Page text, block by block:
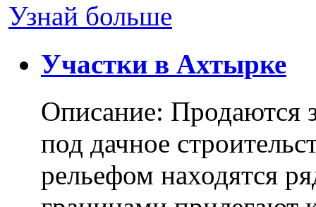
Узнай больше
Участки в Ахтырке
Описание: Продаются
под дачное
рельефом находятся